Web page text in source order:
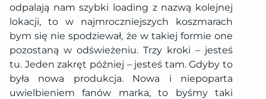
odpalają nam szybki loading z nazwą kolejnej
lokacji, to w najmroczniejszych koszmarach
bym się nie spodziewał, że w takiej formie one
pozostaną w odświeżeniu. Trzy kroki – jesteś
tu. Jeden zakręt później – jesteś tam. Gdyby to
była nowa produkcja. Nowa i niepoparta
uwielbieniem fanów marka, to byśmy taki